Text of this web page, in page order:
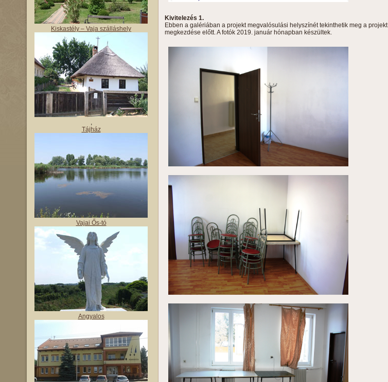
Kiskastély – Vaja szálláshely
,
Tájház
Vajai Ős-tó
Angyalos
Kivitelezés 1.
Ebben a galériában a projekt megvalósulási helyszínét tekinthetik meg a projekt
megkezdése előtt. A fotók 2019. január hónapban készültek.